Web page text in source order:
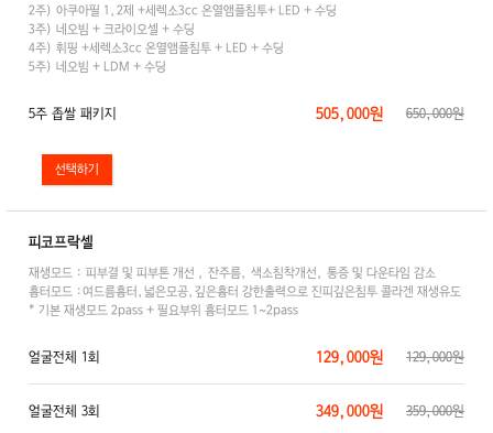
2주) 아쿠아필 1,2제 +세렉소3cc 온열앰플침투+ LED + 수딩
3주) 네오빔 + 크라이오셀 + 수딩
4주) 휘핑 +세렉소3cc 온열앰플침투 + LED + 수딩
5주) 네오빔 + LDM + 수딩
5주 좁쌀 패키지 505,000원 650,000원
피코프락셀
재생모드 : 피부결 및 피부톤 개선 , 잔주름, 색소침착개선, 통증 및 다운타임 감소
흉터모드 :여드름흉터,넓은모공,깊은흉터 강한출력으로 진피깊은침투 콜라겐 재생유도
* 기본 재생모드 2pass + 필요부위 흉터모드 1~2pass
얼굴전체 1회 129,000원 129,000원
얼굴전체 3회 349,000원 359,000원